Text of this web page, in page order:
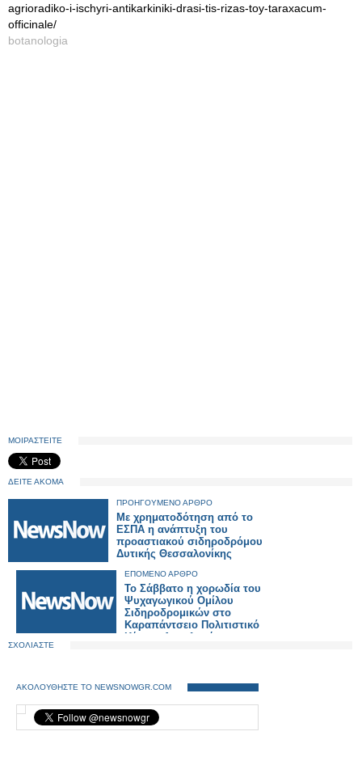
agrioradiko-i-ischyri-antikarkiniki-drasi-tis-rizas-toy-taraxacum-
officinale/
botanologia
ΜΟΙΡΑΣΤΕΙΤΕ
ΔΕΙΤΕ ΑΚΟΜΑ
ΠΡΟΗΓΟΥΜΕΝΟ ΑΡΘΡΟ
Με χρηματοδότηση από το
ΕΣΠΑ η ανάπτυξη του
προαστιακού σιδηροδρόμου
Δυτικής Θεσσαλονίκης
ΕΠΟΜΕΝΟ ΑΡΘΡΟ
Το Σάββατο η χορωδία του
Ψυχαγωγικού Ομίλου
Σιδηροδρομικών στο
Καραπάντσειο Πολιτιστικό
Κέντρο Αμπελοκήπων
ΣΧΟΛΙΑΣΤΕ
ΑΚΟΛΟΥΘΗΣΤΕ ΤΟ NEWSNOWGR.COM